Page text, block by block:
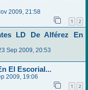
2009, 21:58
1 2
LD De Alférez En
Sep 2009, 20:53
El Escorial...
2009, 19:06
1 2